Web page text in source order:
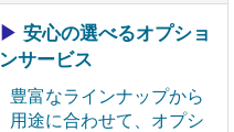
▶ 安心の選べるオプショ
ンサービス
豊富なラインナップから
用途に合わせて、オプシ